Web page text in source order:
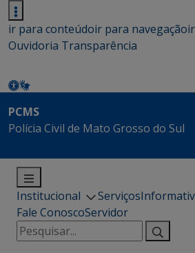
ir para conteúdoir para navegação
Ouvidoria Transparência
PCMS
Polícia Civil de Mato Grosso do Sul
Institucional Serviços
Fale ConoscoServidor
Pesquisar
por: